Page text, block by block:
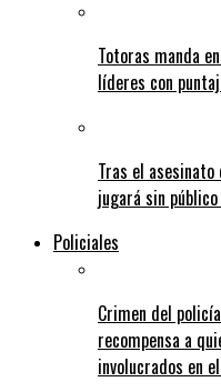
Totoras manda
líderes con
Tras el
jugará sin
Policiales
Crimen del
recompensa a
involucrados en